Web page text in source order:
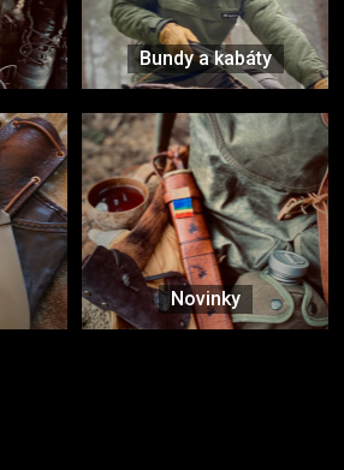
Bundy a kabáty
Novinky